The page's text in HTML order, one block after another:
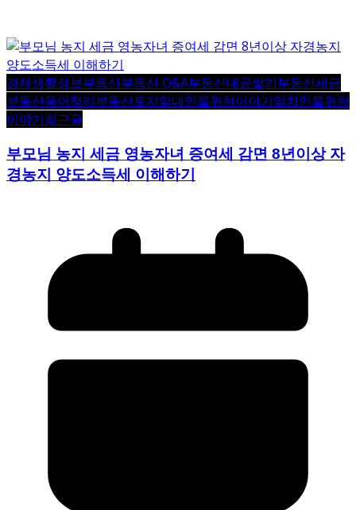
경제생활정보부동산부동산 Q&A부동산내공쌓기부동산세금
부동산용어정리부동산토지임대인을위한이야기임차인을위한
이야기최근글
부모님 농지 세금 영농자녀 증여세 감면 8년이상 자
경농지 양도소득세 이해하기